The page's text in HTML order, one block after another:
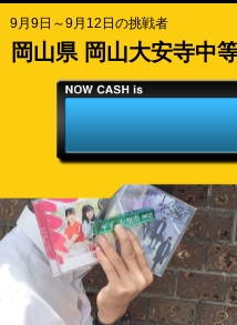
岡山県 岡山大安寺中
9月9日～9月12日の挑戦者